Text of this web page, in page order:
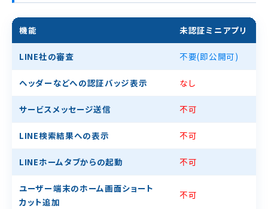
機能 未認証ミニアプリ
LINE社の審査 不要(即公開可)
ヘッダーなどへの認証バッジ表示 なし
サービスメッセージ送信 不可
LINE検索結果への表示 不可
LINEホームタブからの起動 不可
ユーザー端末のホーム画面ショート
カット追加
不可